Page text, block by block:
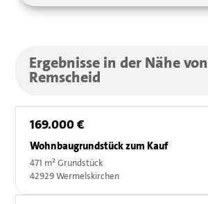
Ergebnisse in der Nähe von
Remscheid
169.000 €
Wohnbaugrundstück zum Kauf
471 m² Grundstück
42929 Wermelskirchen